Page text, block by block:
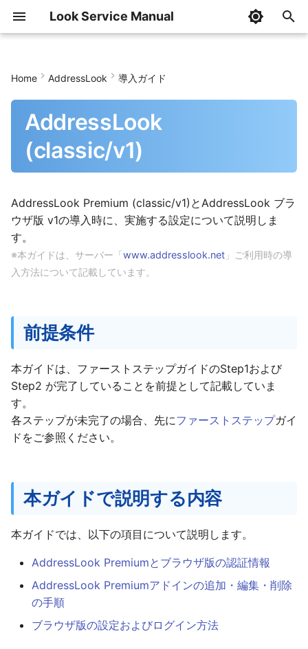
Look Service Manual
a
i
z
g
e
a
r
c
導入ガイド
管理者ガイド
本ガイドで説明する内容
使用可能な認証情報
AddressLook Premium
ブラウザ版
クライアント導入設定
アドインの追加
アドインの設定変更
アドインの削除
ブラウザ版
Teamsアプリ設定
AddressLook Mobile設定
AddressLook 管理サイト設
定
フェデレーション設定
AddressLook ブラウザ版 v1
AddressLook ブラウザ版 v2
AddressLook for Microsoft
Teams
AddressLook for Microsoft
Teams(モバイル版)
AddressLook Mobile
ール
組織階層情報メンテナンスツ
ール(コマンド)
CSVファイルフォーマット
導入ガイド
管理者ガイド
導入ガイド
管理者ガイド
記事の削除
記事の検索
記事のテンプレート
利用者ガイド
記事のピン留め
記事の検索
Teamsアクティビティ通
導入ガイド
管理者ガイド
導入ガイド
導入ガイド(一括契約)
導入ガイド
管理者ガイド
導入ガイド
管理者ガイド
モバイル版利用者ガイド
導入ガイド
SHIWAKE導入ガイド
管理者ガイド
SHIWAKE管理者ガイド
IDOU管理者ガイド
SHIWAKE利用者ガイド
IDOU利用者ガイド
Home AddressLook 導入ガイド
AddressLook
(classic/v1)
AddressLook Premium (classic/v1)とAddressLook ブラ
ウザ版 v1の導入時に、実施する設定について説明しま
す。
※本ガイドは、サーバー「www.addresslook.net 」ご利用時の導
入方法について記載しています。
前提条件
本ガイドは、ファーストステップガイドのStep1および
Step2 が完了していることを前提として記載していま
す。
各ステップが未完了の場合、先にファーストステップガイ
ドをご参照ください。
本ガイドで説明する内容
本ガイドでは、以下の項目について説明します。
AddressLook Premiumとブラウザ版の認証情報
AddressLook Premiumアドインの追加・編集・削除
の手順
ブラウザ版の設定およびログイン方法